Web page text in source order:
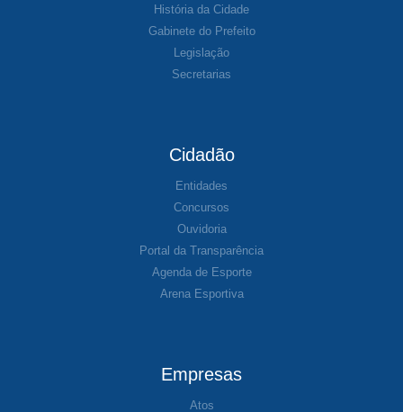
História da Cidade
Gabinete do Prefeito
Legislação
Secretarias
Cidadão
Entidades
Concursos
Ouvidoria
Portal da Transparência
Agenda de Esporte
Arena Esportiva
Empresas
Atos